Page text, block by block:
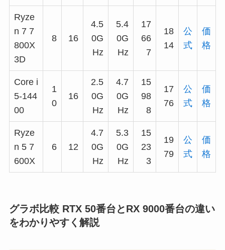
Ryze
n 7 7
800X
3D
8 16
4.5
0G
Hz
5.4
0G
Hz
17
66
7
18
14
公
式
価
格
Core i
5-144
00
1
0
16
2.5
0G
Hz
4.7
0G
Hz
15
98
8
17
76
公
式
価
格
Ryze
n 5 7
600X
6 12
4.7
0G
Hz
5.3
0G
Hz
15
23
3
19
79
公
式
価
格
グラボ比較 RTX 50番台とRX 9000番台の違い
をわかりやすく解説